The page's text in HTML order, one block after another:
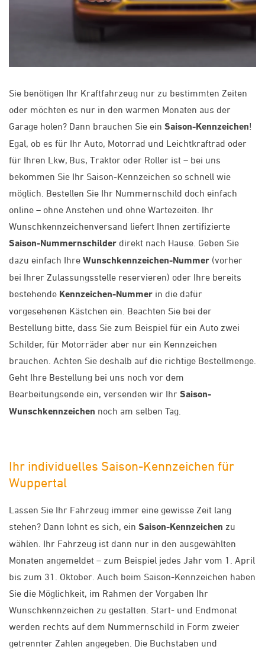
Sie benötigen Ihr Kraftfahrzeug nur zu bestimmten Zeiten
oder möchten es nur in den warmen Monaten aus der
Garage holen? Dann brauchen Sie ein Saison-Kennzeichen!
Egal, ob es für Ihr Auto, Motorrad und Leichtkraftrad oder
für Ihren Lkw, Bus, Traktor oder Roller ist – bei uns
bekommen Sie Ihr Saison-Kennzeichen so schnell wie
möglich. Bestellen Sie Ihr Nummernschild doch einfach
online – ohne Anstehen und ohne Wartezeiten. Ihr
Wunschkennzeichenversand liefert Ihnen zertifizierte
Saison-Nummernschilder direkt nach Hause. Geben Sie
dazu einfach Ihre Wunschkennzeichen-Nummer (vorher
bei Ihrer Zulassungsstelle reservieren) oder Ihre bereits
bestehende Kennzeichen-Nummer in die dafür
vorgesehenen Kästchen ein. Beachten Sie bei der
Bestellung bitte, dass Sie zum Beispiel für ein Auto zwei
Schilder, für Motorräder aber nur ein Kennzeichen
brauchen. Achten Sie deshalb auf die richtige Bestellmenge.
Geht Ihre Bestellung bei uns noch vor dem
Bearbeitungsende ein, versenden wir Ihr Saison-
Wunschkennzeichen noch am selben Tag.
Ihr individuelles Saison-Kennzeichen für
Wuppertal
Lassen Sie Ihr Fahrzeug immer eine gewisse Zeit lang
stehen? Dann lohnt es sich, ein Saison-Kennzeichen zu
wählen. Ihr Fahrzeug ist dann nur in den ausgewählten
Monaten angemeldet – zum Beispiel jedes Jahr vom 1. April
bis zum 31. Oktober. Auch beim Saison-Kennzeichen haben
Sie die Möglichkeit, im Rahmen der Vorgaben Ihr
Wunschkennzeichen zu gestalten. Start- und Endmonat
werden rechts auf dem Nummernschild in Form zweier
getrennter Zahlen angegeben. Die Buchstaben und